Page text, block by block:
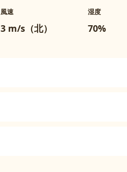
風速
3 m/s（北）
湿度
70%